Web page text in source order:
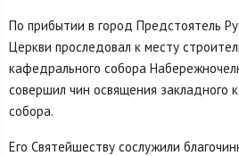
По прибытии в город Предстоятель
Церкви проследовал к месту
кафедрального собора
совершил чин освящения закладного
собора.
Его Святейшеству сослужили